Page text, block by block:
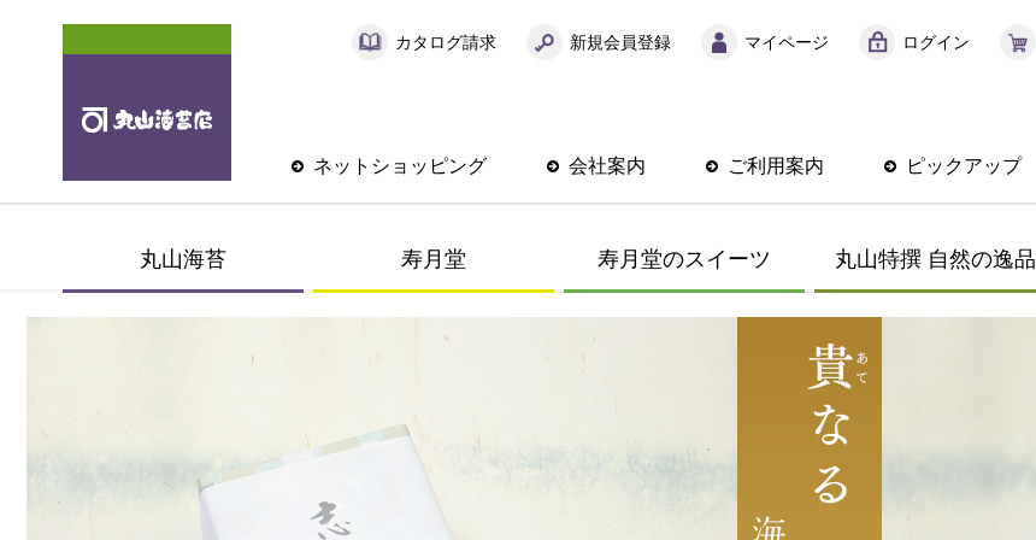
カタログ請求 新規会員登録 マイページ ログイン
ネットショッピング 会社案内 ご利用案内 ピックアップ
丸山海苔 寿月堂 寿月堂のスイーツ 丸山特撰 自然の逸品